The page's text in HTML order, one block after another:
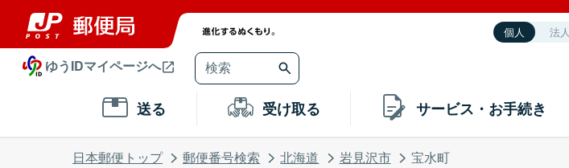
個人 法人
ゆうIDマイページへ
送る 受け取る サービス・お手続き
日本郵便トップ 郵便番号検索 北海道 岩見沢市 宝水町